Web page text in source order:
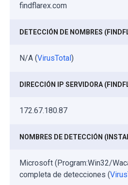
findflarex.com
DETECCIÓN DE NOMBRES
N/A (VirusTotal)
DIRECCIÓN IP SERVIDORA
172.67.180.87
NOMBRES DE DETECCIÓN
Microsoft (Program:Win32/
completa de detecciones (